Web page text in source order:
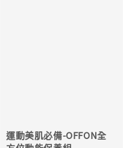
運動美肌必備-OFFON全